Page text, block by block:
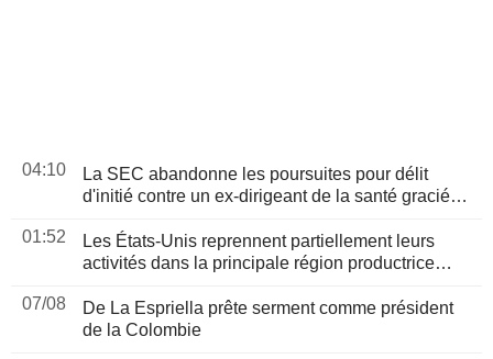
04:10
La SEC abandonne les poursuites pour délit
d'initié contre un ex-dirigeant de la santé gracié
01:52
Les États-Unis reprennent partiellement leurs
activités dans la principale région productrice
07/08
De La Espriella prête serment comme président
de la Colombie